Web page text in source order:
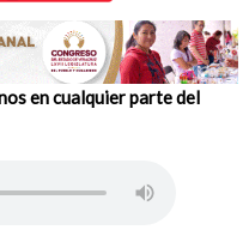
en cualquier parte del